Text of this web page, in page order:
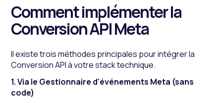
Comment implémenter la
Conversion API Meta
Il existe trois méthodes principales pour intégrer la
Conversion API à votre stack technique.
1. Via le Gestionnaire d'événements Meta (sans
code)